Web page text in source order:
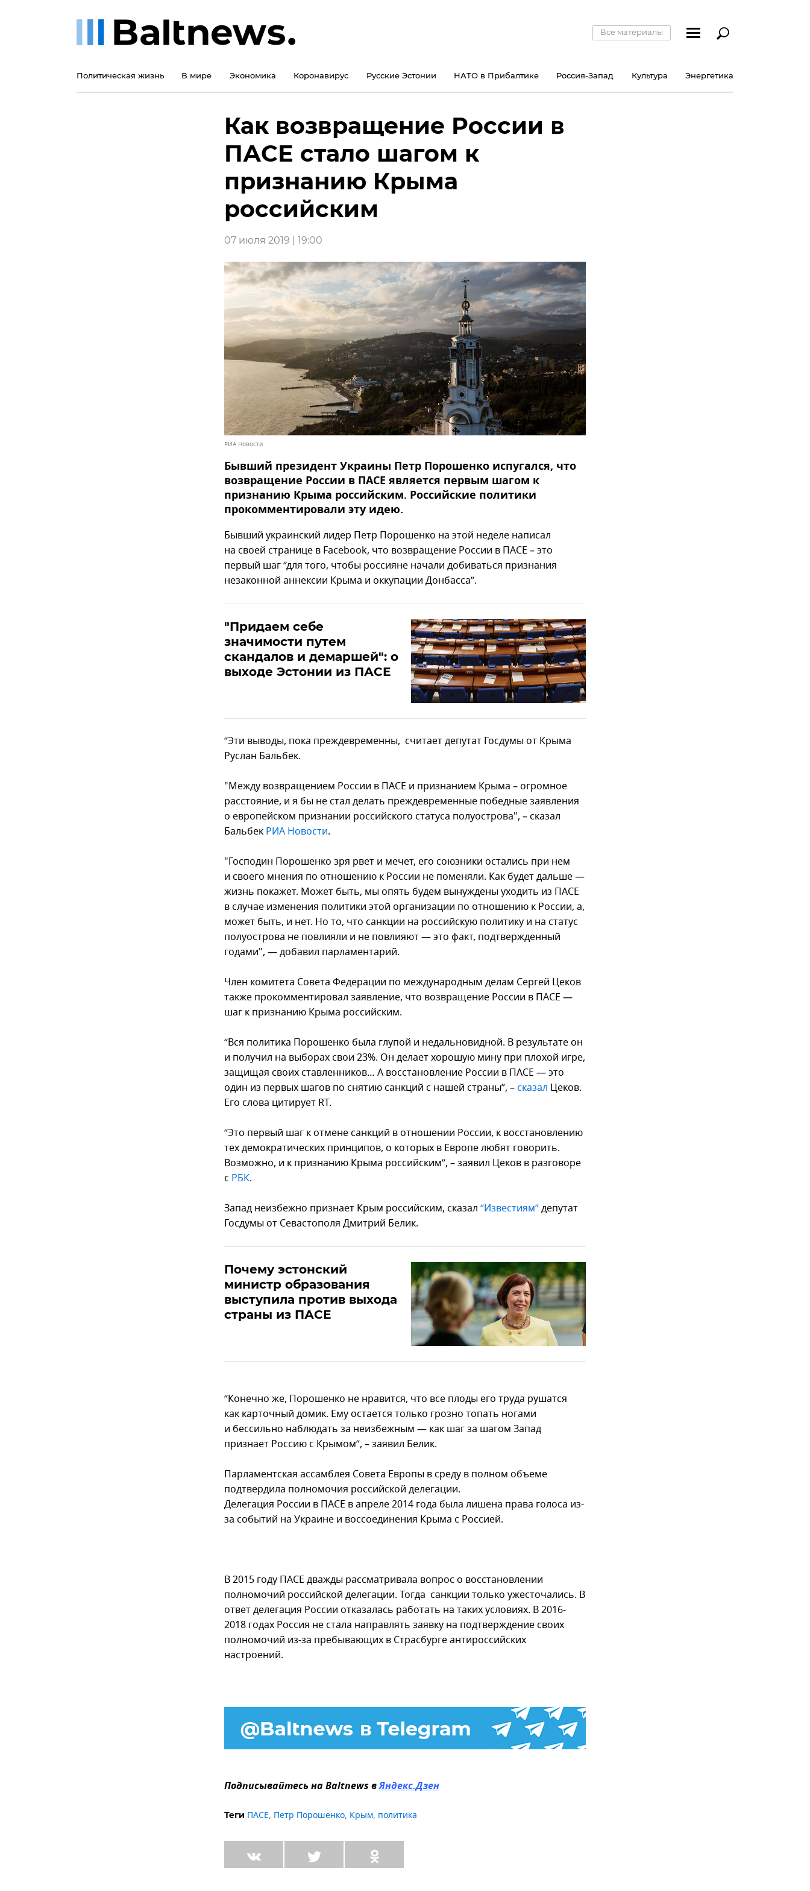
Все материалы
Политическая жизнь В мире Экономика Коронавирус Русские Эстонии НАТО в Прибалтике Россия-Запад Культура Энергетика
Как возвращение России в
ПАСЕ стало шагом к
признанию Крыма
российским
07 июля 2019 | 19:00
РИА Новости
Бывший президент Украины Петр Порошенко испугался, что
возвращение России в ПАСЕ является первым шагом к
признанию Крыма российским. Российские политики
прокомментировали эту идею.
Бывший украинский лидер Петр Порошенко на этой неделе написал
на своей странице в Facebook, что возвращение России в ПАСЕ – это
первый шаг “для того, чтобы россияне начали добиваться признания
незаконной аннексии Крыма и оккупации Донбасса”.
"Придаем себе
значимости путем
скандалов и демаршей": о
выходе Эстонии из ПАСЕ
“Эти выводы, пока преждевременны, считает депутат Госдумы от Крыма
Руслан Бальбек.
"Между возвращением России в ПАСЕ и признанием Крыма – огромное
расстояние, и я бы не стал делать преждевременные победные заявления
о европейском признании российского статуса полуострова", – сказал
Бальбек РИА Новости.
"Господин Порошенко зря рвет и мечет, его союзники остались при нем
и своего мнения по отношению к России не поменяли. Как будет дальше —
жизнь покажет. Может быть, мы опять будем вынуждены уходить из ПАСЕ
в случае изменения политики этой организации по отношению к России, а,
может быть, и нет. Но то, что санкции на российскую политику и на статус
полуострова не повлияли и не повлияют — это факт, подтвержденный
годами", — добавил парламентарий.
Член комитета Совета Федерации по международным делам Сергей Цеков
также прокомментировал заявление, что возвращение России в ПАСЕ —
шаг к признанию Крыма российским.
“Вся политика Порошенко была глупой и недальновидной. В результате он
и получил на выборах свои 23%. Он делает хорошую мину при плохой игре,
защищая своих ставленников… А восстановление России в ПАСЕ — это
один из первых шагов по снятию санкций с нашей страны”, – сказал Цеков.
Его слова цитирует RT.
“Это первый шаг к отмене санкций в отношении России, к восстановлению
тех демократических принципов, о которых в Европе любят говорить.
Возможно, и к признанию Крыма российским”, – заявил Цеков в разговоре
с РБК.
Запад неизбежно признает Крым российским, сказал “Известиям”депутат
Госдумы от Севастополя Дмитрий Белик.
Почему эстонский
министр образования
выступила против выхода
страны из ПАСЕ
“Конечно же, Порошенко не нравится, что все плоды его труда рушатся
как карточный домик. Ему остается только грозно топать ногами
и бессильно наблюдать за неизбежным — как шаг за шагом Запад
признает Россию с Крымом”, – заявил Белик.
Парламентская ассамблея Совета Европы в среду в полном объеме
подтвердила полномочия российской делегации.
Делегация России в ПАСЕ в апреле 2014 года была лишена права голоса из-
за событий на Украине и воссоединения Крыма с Россией.
В 2015 году ПАСЕ дважды рассматривала вопрос о восстановлении
полномочий российской делегации. Тогда санкции только ужесточались. В
ответ делегация России отказалась работать на таких условиях. В 2016-
2018 годах Россия не стала направлять заявку на подтверждение своих
полномочий из-за пребывающих в Страсбурге антироссийских
настроений.
Подписывайтесь на Baltnews вЯндекс.Дзен
Теги ПАСЕ, Петр Порошенко, Крым, политика